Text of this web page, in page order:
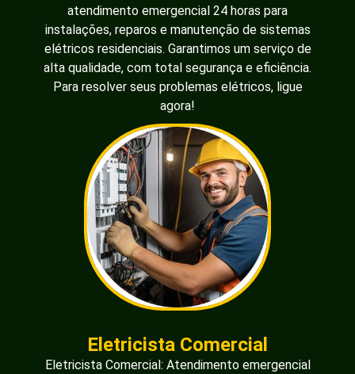
atendimento emergencial 24 horas para
instalações, reparos e manutenção de sistemas
elétricos residenciais. Garantimos um serviço de
alta qualidade, com total segurança e eficiência.
Para resolver seus problemas elétricos, ligue
agora!
Eletricista Comercial
Eletricista Comercial: Atendimento emergencial